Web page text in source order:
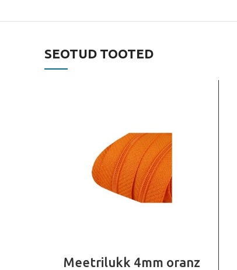
SEOTUD TOOTED
Meetrilukk 4mm oranz